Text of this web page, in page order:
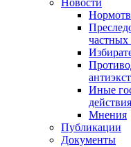
Новости
частных
Иные
действия
Мнения
Публикации
Документы